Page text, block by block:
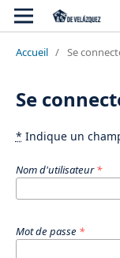
Accueil / Se
Se
* Indique un
Nom d'utilisateur*
Mot de passe *